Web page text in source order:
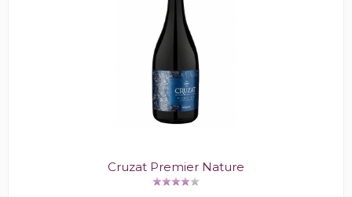
Cruzat Premier Nature